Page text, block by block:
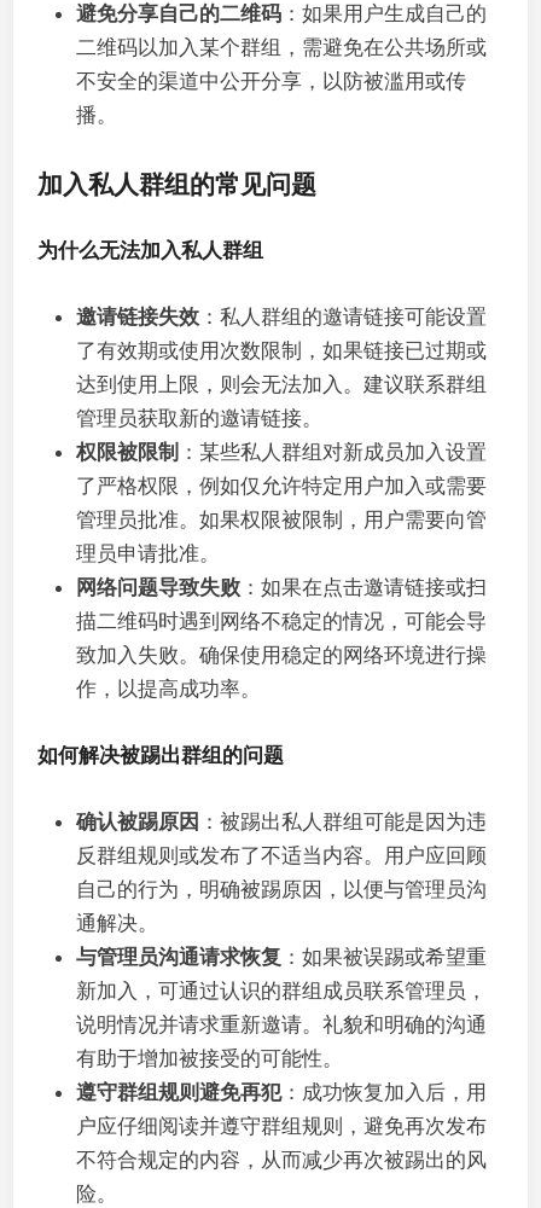
避免分享自己的二维码 ：如果用户生成自己的
二维码以加入某个群组，需避免在公共场所或
不安全的渠道中公开分享，以防被滥用或传
播。
加入私人群组的常见问题
为什么无法加入私人群组
邀请链接失效 ：私人群组的邀请链接可能设置
了有效期或使用次数限制，如果链接已过期或
达到使用上限，则会无法加入。建议联系群组
管理员获取新的邀请链接。
权限被限制 ：某些私人群组对新成员加入设置
了严格权限，例如仅允许特定用户加入或需要
管理员批准。如果权限被限制，用户需要向管
理员申请批准。
网络问题导致失败 ：如果在点击邀请链接或扫
描二维码时遇到网络不稳定的情况，可能会导
致加入失败。确保使用稳定的网络环境进行操
作，以提高成功率。
如何解决被踢出群组的问题
确认被踢原因 ：被踢出私人群组可能是因为违
反群组规则或发布了不适当内容。用户应回顾
自己的行为，明确被踢原因，以便与管理员沟
通解决。
与管理员沟通请求恢复 ：如果被误踢或希望重
新加入，可通过认识的群组成员联系管理员，
说明情况并请求重新邀请。礼貌和明确的沟通
有助于增加被接受的可能性。
遵守群组规则避免再犯：成功恢复加入后，用
户应仔细阅读并遵守群组规则，避免再次发布
不符合规定的内容，从而减少再次被踢出的风
险。